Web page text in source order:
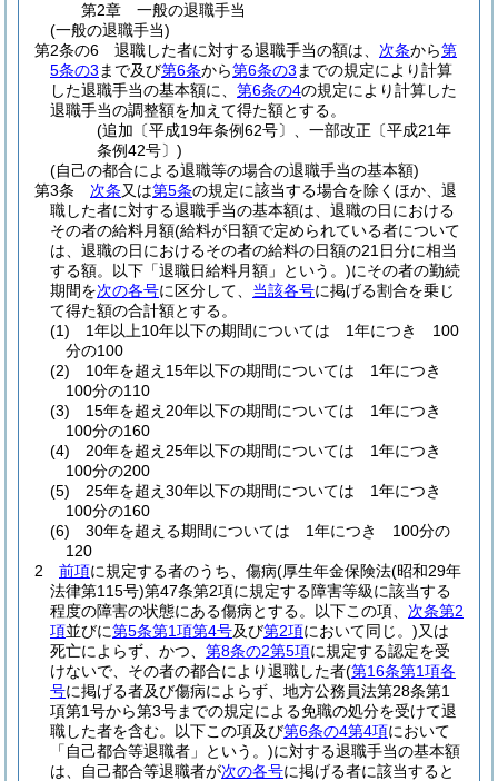
第2章
一般の退職手当
(一般の退職手当)
第2条の6
退職した者に対する退職手当の額は、 次条から第
5条の3 まで及び第6条から第6条の3 までの規定により計算
した退職手当の基本額に、 第6条の4の規定により計算した
退職手当の調整額を加えて得た額とする。
(追加〔平成19年条例62号〕、一部改正〔平成21年
条例42号〕)
(自己の都合による退職等の場合の退職手当の基本額)
第3条
次条又は第5条の規定に該当する場合を除くほか、退
職した者に対する退職手当の基本額は、退職の日における
その者の給料月額(給料が日額で定められている者について
は、退職の日におけるその者の給料の日額の21日分に相当
する額。以下「退職日給料月額」という。)にその者の勤続
期間を次の各号に区分して、 当該各号に掲げる割合を乗じ
て得た額の合計額とする。
(1)
1年以上10年以下の期間については 1年につき 100
分の100
(2)
10年を超え15年以下の期間については 1年につき
100分の110
(3)
15年を超え20年以下の期間については 1年につき
100分の160
(4)
20年を超え25年以下の期間については 1年につき
100分の200
(5)
25年を超え30年以下の期間については 1年につき
100分の160
(6)
30年を超える期間については 1年につき 100分の
120
2
前項に規定する者のうち、傷病(厚生年金保険法(昭和29年
法律第115号)第47条第2項に規定する障害等級に該当する
程度の障害の状態にある傷病とする。以下この項、 次条第2
項並びに第5条第1項第4号及び第2項において同じ。)又は
死亡によらず、かつ、 第8条の2第5項に規定する認定を受
けないで、その者の都合により退職した者(第16条第1項各
号に掲げる者及び傷病によらず、地方公務員法第28条第1
項第1号から第3号までの規定による免職の処分を受けて退
職した者を含む。以下この項及び第6条の4第4項において
「自己都合等退職者」という。)に対する退職手当の基本額
は、自己都合等退職者が次の各号に掲げる者に該当すると